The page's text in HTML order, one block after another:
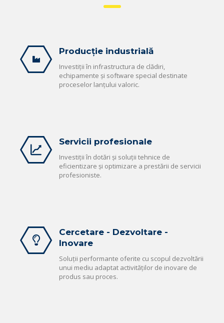
Producție industrială
Investiții în infrastructura de clădiri,
echipamente și software special destinate
proceselor lanțului valoric.
Servicii profesionale
Investiții în dotări și soluții tehnice de
eficientizare și optimizare a prestării de servicii
profesioniste.
Cercetare - Dezvoltare -
Inovare
Soluții performante oferite cu scopul dezvoltării
unui mediu adaptat activităților de inovare de
produs sau proces.